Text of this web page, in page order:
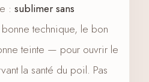
: sublimer sans
technique, le bon
teinte — pour ouvrir le
la santé du poil. Pas